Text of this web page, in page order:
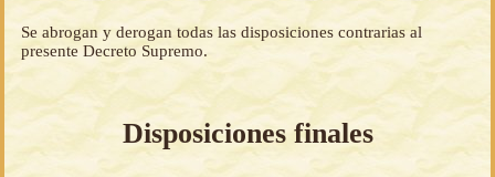
Se abrogan y derogan todas las disposiciones contrarias al
presente Decreto Supremo.
Disposiciones finales